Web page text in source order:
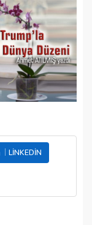
LINKEDIN